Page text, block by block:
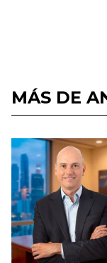
MÁS DE